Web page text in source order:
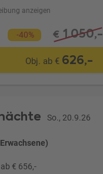
anzeigen
-40% € 1.050,-
Obj. ab € 626,-
So., 20.9.26
€ 656,-